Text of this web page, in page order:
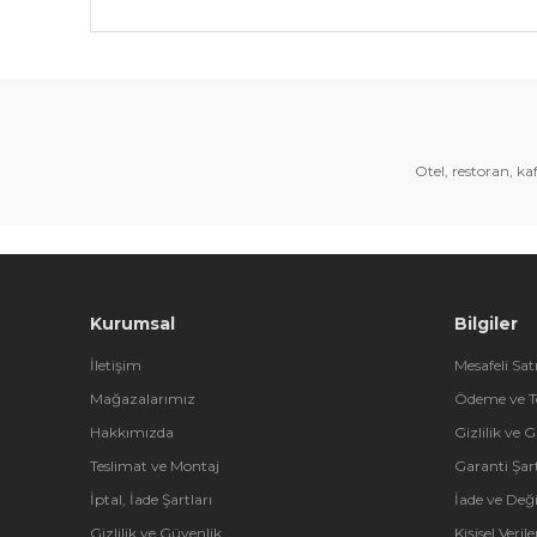
Bu ürünün fiyat bilgisi, resim, ürün
Ürün bilgilerinde hatalar bulunuyor.
Otel, restoran,
Kurumsal
İletişim
Mağazalarımız
Hakkımızda
Teslimat ve Montaj
İptal, İade Şartları
Gizlilik ve Güvenlik
Bilgiler
Mesafeli
Ödeme ve
Gizlilik ve
Garanti
İade ve
Kişisel